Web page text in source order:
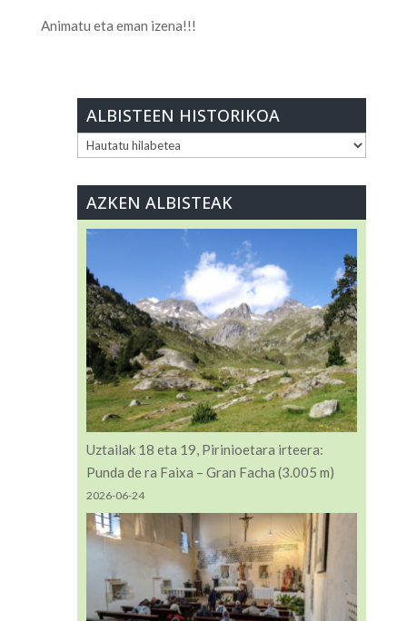
Animatu eta eman izena!!!
ALBISTEEN HISTORIKOA
ALBISTEEN
AZKEN ALBISTEAK
Uztailak 18 eta 19, Pirinioetara irteera:
Punda de ra Faixa – Gran Facha (3.005 m)
2026-06-24